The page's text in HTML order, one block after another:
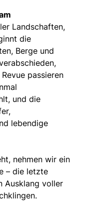
Landschaften,
die
Berge und
passieren
und die
lebendige
nehmen wir ein
– die letzte
Ausklang voller